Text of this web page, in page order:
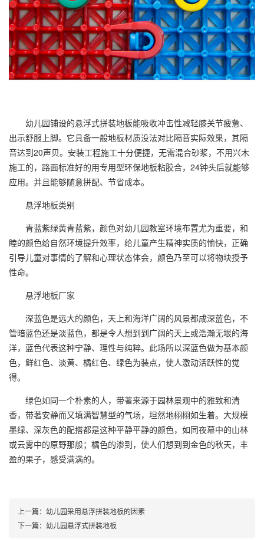
幼儿园铺设的悬浮式拼装地板能吸收冲击性减轻膝关节疲惫、
出示舒服上脚。它具备一般地板材质没法对比隔音实际效果，其隔
音达到20声贝。安装工程施工十分便捷，无需混合砂浆，不用兴木
施工的，路面标准好的用专用型环保地板粘胶合，24钟头后就能够
应用。并且能够随意拼配、节省成本。
悬浮地板类别
青蓝紫绿黄青蓝紫，颜色对幼儿园教室环境布置尤为重要，和
睦的颜色给自然环境提升效率，给儿童产生精神实质的愉快，正确
引导儿童对事情的了解和心理状态体会，颜色乃至可以将物块授予
性命。
悬浮地板厂家
深蓝色是远大的颜色，天上和海洋广阔的风景都成深蓝色，不
管暗蓝色还是淡蓝色，都是令人想到到广阔的天上或浩瀚无垠的海
洋，蓝色代表这种宁静、理性与纯粹。此场所以深蓝色做为基本颜
色，鲜红色、淡黄、橘红色、绿色为装点，使人激动活跃性的觉
得。
绿色如同一个朴素的人，带著来源于园林景观中的雅致和清
香，带著安静而又填满智慧型的气场，坦然地栩栩如生着。大规模
墨绿、深灰色的配搭都是这种平静平静的颜色，如同夜幕中的山林
或云雾中的原野那般；橘色的渗到，使人们想到到金色的秋天，丰
盈的果子，感受满满的。
上一篇： 幼儿园采用悬浮拼装地板的因素
下一篇： 幼儿园悬浮式拼装地板